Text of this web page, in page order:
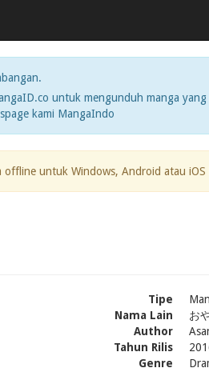
untuk mengunduh manga
kami MangaIndo
offline untuk Windows, Android atau
Tipe
Nama Lain
お
Author
Tahun Rilis
Genre